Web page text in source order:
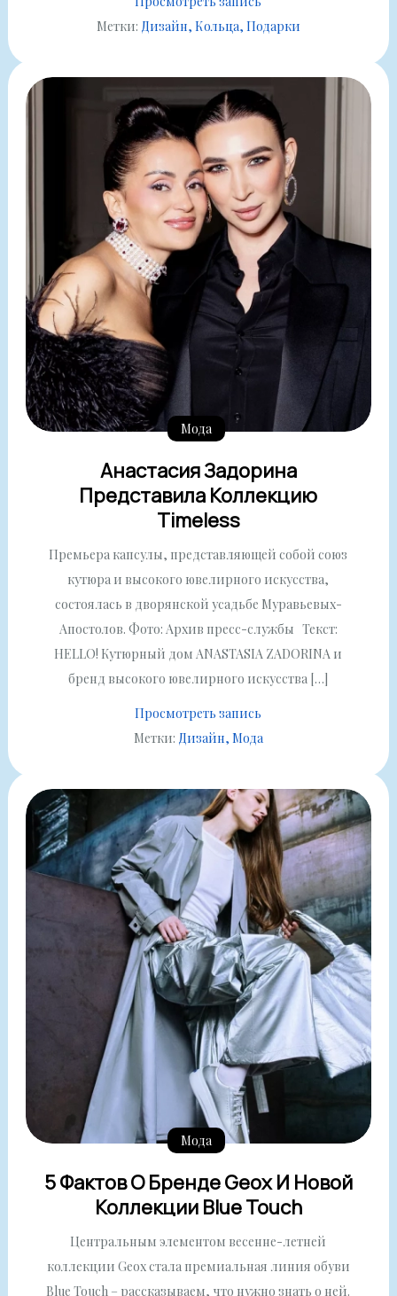
Метки: Дизайн Кольца Подарки
Мода
Анастасия Задорина
Представила Коллекцию
Timeless
Премьера капсулы, представляющей собой союз
кутюра и высокого ювелирного искусства,
состоялась в дворянской усадьбе Муравьевых-
Апостолов. Фото: Архив пресс-службы Текст:
HELLO! Кутюрный дом ANASTASIA ZADORINA и
бренд высокого ювелирного искусства […]
Просмотреть запись
Метки: Дизайн Мода
Мода
5 Фактов О Бренде Geox И Новой
Коллекции Blue Touch
Центральным элементом весенне-летней
коллекции Geox стала премиальная линия обуви
Blue Touch – рассказываем, что нужно знать о ней.